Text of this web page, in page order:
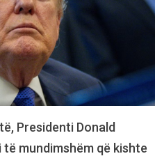
Presidenti Donald
mundimshëm që kishte